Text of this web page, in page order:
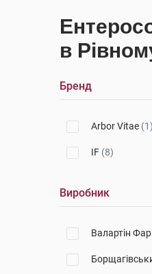
в
Бренд
Arbor Vitae (1)
IF (8)
Виробник
Валартін